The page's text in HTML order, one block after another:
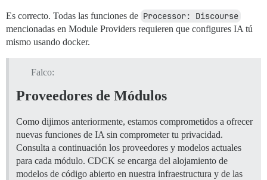
Es correcto. Todas las funciones de Processor: Discourse
mencionadas en Module Providers requieren que configures IA tú
mismo usando docker.
Falco:
Proveedores de Módulos
Como dijimos anteriormente, estamos comprometidos a ofrecer
nuevas funciones de IA sin comprometer tu privacidad.
Consulta a continuación los proveedores y modelos actuales
para cada módulo. CDCK se encarga del alojamiento de
modelos de código abierto en nuestra infraestructura y de las